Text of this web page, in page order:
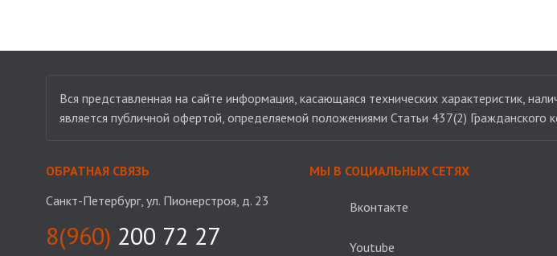
Вся представленная на сайте информация, касающаяся технических характеристик,
является публичной офертой, определяемой положениями Статьи 437(2) Гражданского
ОБРАТНАЯ СВЯЗЬ
Санкт-Петербург, ул. Пионерстроя, д. 23
8(960) 200 72 27
МЫ В СОЦИАЛЬНЫХ СЕТЯХ
Вконтакте
Youtube